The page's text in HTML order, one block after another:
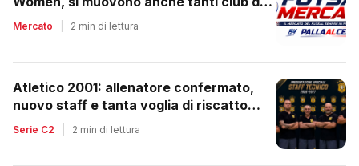
regionale
Mercato 2 min di lettura
Atletico 2001: allenatore confermato,
nuovo staff e tanta voglia di riscatto
dopo la retrocessione
Serie C2 2 min di lettura